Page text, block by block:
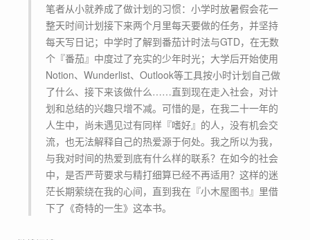
》
一
书
，
聊
聊
深
度
思
考
背
后
的
笔者从小就养成了做计划的习惯：小学时放暑假会花一
整天时间计划接下来两个月里每天要做的任务，并坚持
每天写日记；中学时了解到番茄计时法与GTD，在无数
个『番茄』中度过了充实的少年时光；大学后开始使用
Notion、Wunderlist、Outlook等工具按小时计划自己做
了什么、接下来该做什么……直到现在走入社会，对计
划和总结的兴趣只增不减。可惜的是，在我二十一年的
人生中，尚未遇见过有同样『嗜好』的人，没有机会交
流，也无法解释自己的热爱源于何处。我之所以为我，
与我对时间的热爱到底有什么样的联系？在如今的社会
中，是否严苛要求与精打细算已经不再适用？这样的迷
茫长期萦绕在我的心间，直到我在『小木屋图书』里借
下了《奇特的一生》这本书。